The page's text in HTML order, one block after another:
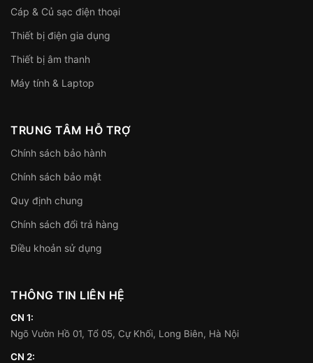
Cáp & Củ sạc điện thoại
Thiết bị điện gia dụng
Thiết bị âm thanh
Máy tính & Laptop
TRUNG TÂM HỖ TRỢ
Chính sách bảo hành
Chính sách bảo mật
Quy định chung
Chính sách đổi trả hàng
Điều khoản sử dụng
THÔNG TIN LIÊN HỆ
CN 1:
Ngõ Vườn Hồ 01, Tổ 05, Cự Khối, Long Biên, Hà Nội
CN 2: